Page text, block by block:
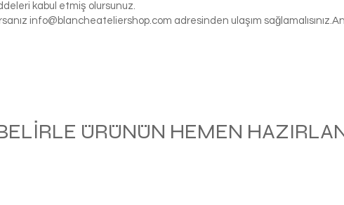
kabul etmiş olursunuz.
info@blancheateliershop.com adresinden ulaşım
ÜRÜNÜN HEMEN